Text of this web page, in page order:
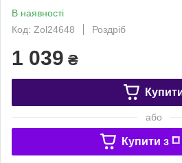
В наявності
Код: Zol24648
Роздріб
1 039 ₴
або
Купити з